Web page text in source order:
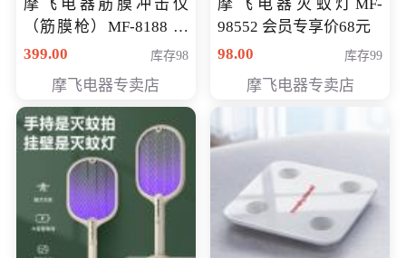
摩飞电器筋膜冲击仪
（筋膜枪）MF-8188 会
员专享价268元
399.00 库存98
摩飞电器专卖店
摩飞电器灭蚊灯MF-
98552 会员专享价68元
98.00
库存99
摩飞电器专卖店